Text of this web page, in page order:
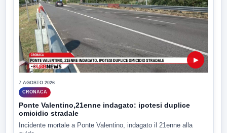
▶
7 AGOSTO 2026
CRONACA
Ponte Valentino,21enne indagato: ipotesi duplice
omicidio stradale
Incidente mortale a Ponte Valentino, indagato il 21enne alla